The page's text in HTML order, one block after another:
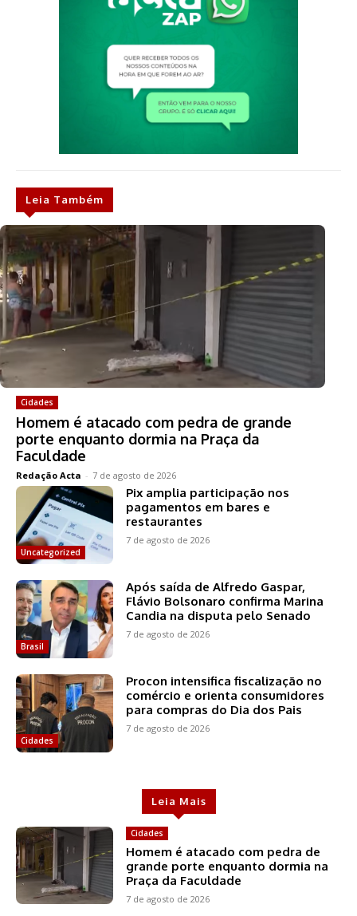
Leia Também
Cidades
Homem é atacado com pedra de grande
porte enquanto dormia na Praça da
Faculdade
Redação Acta - 7 de agosto de 2026
Uncategorized
Pix amplia participação nos
pagamentos em bares e
restaurantes
7 de agosto de 2026
Brasil
Após saída de Alfredo Gaspar,
Flávio Bolsonaro confirma Marina
Candia na disputa pelo Senado
7 de agosto de 2026
Cidades
Procon intensifica fiscalização no
comércio e orienta consumidores
para compras do Dia dos Pais
7 de agosto de 2026
Leia Mais
Cidades
Homem é atacado com pedra de
grande porte enquanto dormia na
Praça da Faculdade
7 de agosto de 2026